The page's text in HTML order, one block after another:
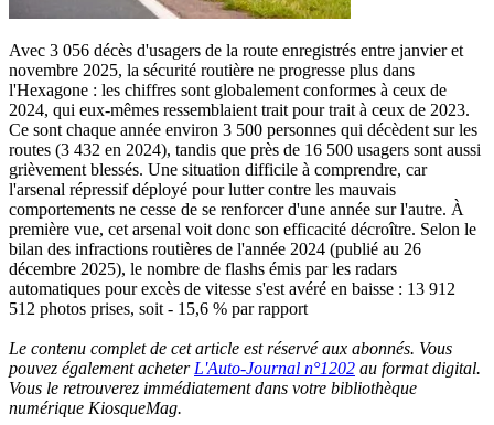
Avec 3 056 décès d'usagers de la route enregistrés entre janvier et
novembre 2025, la sécurité routière ne progresse plus dans
l'Hexagone : les chiffres sont globalement conformes à ceux de
2024, qui eux-mêmes ressemblaient trait pour trait à ceux de 2023.
Ce sont chaque année environ 3 500 personnes qui décèdent sur les
routes (3 432 en 2024), tandis que près de 16 500 usagers sont aussi
grièvement blessés. Une situation difficile à comprendre, car
l'arsenal répressif déployé pour lutter contre les mauvais
comportements ne cesse de se renforcer d'une année sur l'autre. À
première vue, cet arsenal voit donc son efficacité décroître. Selon le
bilan des infractions routières de l'année 2024 (publié au 26
décembre 2025), le nombre de flashs émis par les radars
automatiques pour excès de vitesse s'est avéré en baisse : 13 912
512 photos prises, soit - 15,6 % par rapport
Le contenu complet de cet article est réservé aux abonnés. Vous
pouvez également acheter L'Auto-Journal n°1202 au format digital.
Vous le retrouverez immédiatement dans votre bibliothèque
numérique KiosqueMag.